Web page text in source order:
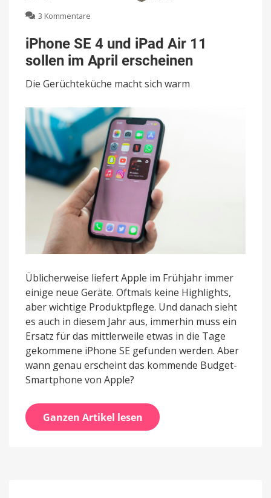
3 Kommentare
SE
4
und
Air
sollen
April
erscheinen
iPhone SE 4 und iPad Air 11
sollen im April erscheinen
Die Gerüchteküche macht sich warm
Üblicherweise liefert Apple im Frühjahr immer
einige neue Geräte. Oftmals keine Highlights,
aber wichtige Produktpflege. Und danach sieht
es auch in diesem Jahr aus, immerhin muss ein
Ersatz für das mittlerweile etwas in die Tage
gekommene iPhone SE gefunden werden. Aber
wann genau erscheint das kommende Budget-
Smartphone von Apple?
Ganzen Artikel lesen